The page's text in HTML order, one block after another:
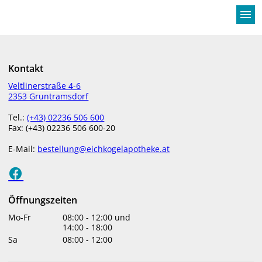
menu
ARTISCHOCKE
MARIENDISTEL
Kontakt
Veltlinerstraße 4-6
2353 Gruntramsdorf
Tel.:(+43) 02236 506 600
Fax: (+43) 02236 506 600-20
E-Mail: bestellung@eichkogelapotheke.at
Öffnungszeiten
Mo-Fr 08:00 - 12:00 und
14:00 - 18:00
Sa
08:00 - 12:00